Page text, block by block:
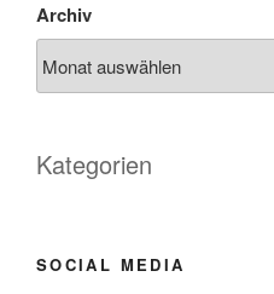
Archiv
Kategorien
SOCIAL MEDIA